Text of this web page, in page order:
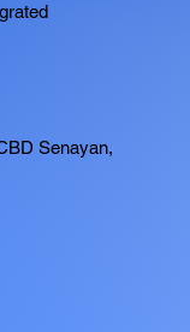
Senayan,